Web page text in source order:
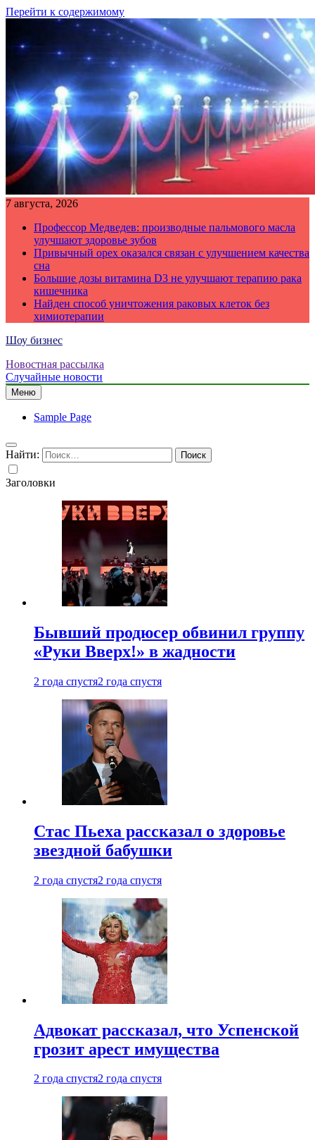
Перейти к содержимому
7 августа, 2026
Профессор Медведев: производные пальмового масла
улучшают здоровье зубов
Привычный орех оказался связан с улучшением качества
сна
Большие дозы витамина D3 не улучшают терапию рака
кишечника
Найден способ уничтожения раковых клеток без
химиотерапии
Шоу бизнес
Новостная рассылка
Случайные новости
Меню
Sample Page
Найти:
Заголовки
Бывший продюсер обвинил группу
«Руки Вверх!» в жадности
2 года спустя2 года спустя
Стас Пьеха рассказал о здоровье
звездной бабушки
2 года спустя2 года спустя
Адвокат рассказал, что Успенской
грозит арест имущества
2 года спустя2 года спустя